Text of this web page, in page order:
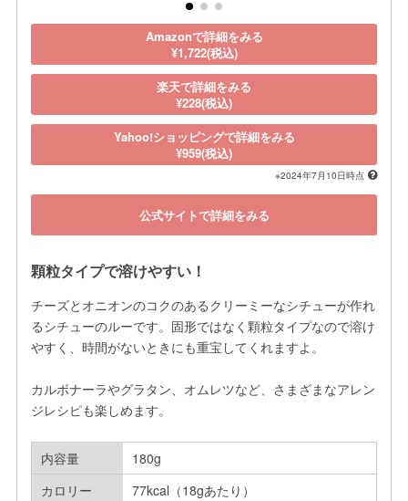
Amazonで詳細をみる
¥1,722(税込)
楽天で詳細をみる
¥228(税込)
Yahoo!ショッピングで詳細をみる
¥959(税込)
※2024年7月10日時点
公式サイトで詳細をみる
顆粒タイプで溶けやすい！
チーズとオニオンのコクのあるクリーミーなシチューが作れ
るシチューのルーです。固形ではなく顆粒タイプなので溶け
やすく、時間がないときにも重宝してくれますよ。
カルボナーラやグラタン、オムレツなど、さまざまなアレン
ジレシピも楽しめます。
内容量
180g
カロリー
77kcal（18gあたり）